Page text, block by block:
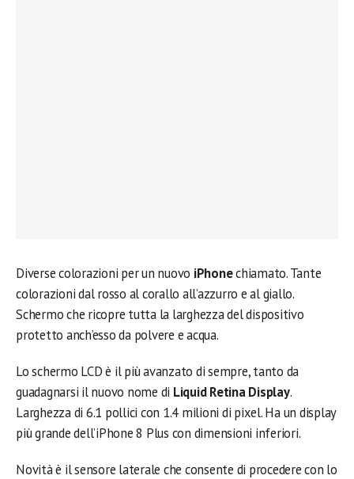
Diverse colorazioni per un nuovo iPhonechiamato. Tante
colorazioni dal rosso al corallo all’azzurro e al giallo.
Schermo che ricopre tutta la larghezza del dispositivo
protetto anch’esso da polvere e acqua.
Lo schermo LCD è il più avanzato di sempre, tanto da
guadagnarsi il nuovo nome di Liquid Retina Display.
Larghezza di 6.1 pollici con 1.4 milioni di pixel. Ha un display
più grande dell’iPhone 8 Plus con dimensioni inferiori.
Novità è il sensore laterale che consente di procedere con lo